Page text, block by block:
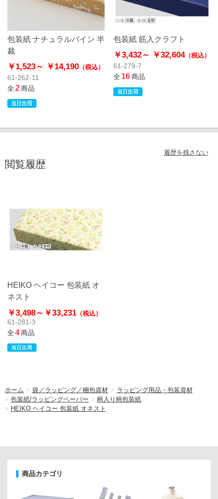
包装紙 ナチュラルバイン 半
裁
￥1,523～ ￥14,190 （税込）
61-262-11
全2商品
包装紙 筋入クラフト
￥3,432～ ￥32,604（税込）
61-279-7
全16商品
履歴を残さない
閲覧履歴
HEIKO ヘイコー 包装紙 オ
ネスト
￥3,498～ ￥33,231 （税込）
61-281-3
全4商品
ホーム >袋／ラッピング／梱包資材 > ラッピング用品・包装資材
> 包装紙/ラッピングペーパー >柄入り柄包装紙
> HEIKO ヘイコー 包装紙 オネスト
商品カテゴリ